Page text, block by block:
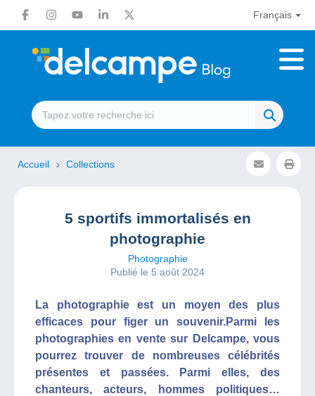
Français
Accueil Collections
5 sportifs immortalisés en
photographie
Photographie
Publié le 5 août 2024
La photographie est un moyen des plus
efficaces pour figer un souvenir.Parmi les
photographies en vente sur Delcampe, vous
pourrez trouver de nombreuses célébrités
présentes et passées. Parmi elles, des
chanteurs, acteurs, hommes politiques…